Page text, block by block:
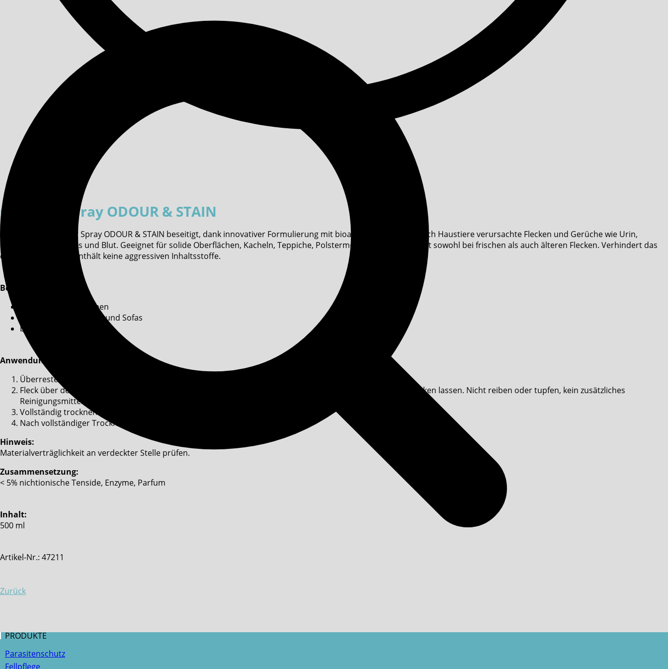
Cleaning Spray ODOUR & STAIN
Der OptiPet Cleaning Spray ODOUR & STAIN beseitigt, dank innovativer Formulierung mit bioaktiven Enzymen, durch Haustiere verursachte Flecken und Gerüche wie Urin,
Fäkalien, Erbrochenes und Blut. Geeignet für solide Oberflächen, Kacheln, Teppiche, Polstermöbel und Stoffe. Wirkt sowohl bei frischen als auch älteren Flecken. Verhindert das
erneute Markieren. Enthält keine aggressiven Inhaltsstoffe.
Besondere Vorteile:
mit bioaktiven Enzymen
für solide Oberflächen und Sofas
biologisch abbaubar
Anwendung:
Überreste von Urin, Fäkalien oder Erbrochenes zuerst mit Küchenpapier oder einem Tuch entfernen.
Fleck über den Rand hinaus ausreichend mit OptiPet CLEANING SPRAY Odour & Stain besprühen und einwirken lassen. Nicht reiben oder tupfen, kein zusätzliches
Reinigungsmittel verwenden.
Vollständig trocknen lassen.
Nach vollständiger Trocknung Rückstände mit dem Staubsauger entfernen.
Hinweis:
Materialverträglichkeit an verdeckter Stelle prüfen.
Zusammensetzung:
< 5% nichtionische Tenside, Enzyme, Parfum
Inhalt:
500 ml
Artikel-Nr.: 47211
Zurück
PRODUKTE
Parasitenschutz
Fellpflege